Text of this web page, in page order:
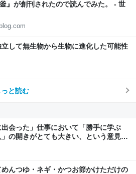
』が創刊されたので読んでみた。 - 世
して無生物から生物に進化した可能性
と読む
出会った」仕事において「勝手に学ぶ
の開きがとても大きい、という意見に
んつゆ・ネギ・かつお節かけただけの